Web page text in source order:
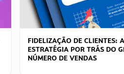
FIDELIZAÇÃO DE CLIENTES: A
ESTRATÉGIA POR TRÁS DO
NÚMERO DE VENDAS